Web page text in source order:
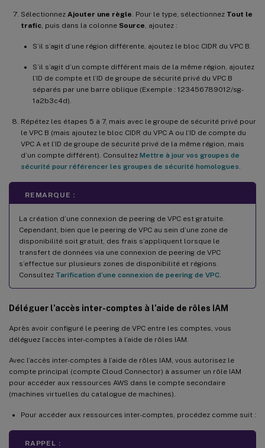
Sélectionnez Ajouter une règle . Pour le type, sélectionnez Tout le
trafic , puis dans la colonne Source , ajoutez :
S’il s’agit d’une région différente, ajoutez le bloc CIDR du VPC B.
S’il s’agit d’un compte différent mais de la même région, ajoutez
l’ID de compte et l’ID de groupe de sécurité privé du VPC B
séparés par une barre oblique (Exemple : 123456789012/sg-
1a2b3c4d).
Répétez les étapes 5 à 7, mais avec le groupe de sécurité privé pour
le VPC B (mais ajoutez le bloc CIDR du VPC A ou l’ID de compte du
VPC A et l’ID de groupe de sécurité privé de la même région, mais
d’un compte différent). Consultez Mettre à jour vos groupes de
sécurité pour référencer les groupes de sécurité homologues
REMARQUE :
La création d’une connexion de peering de VPC est gratuite.
Cependant, bien que le peering de VPC au sein d’une zone de
disponibilité soit gratuit, des frais s’appliquent lorsque le
transfert de données via une connexion de peering de VPC
s’effectue sur plusieurs zones de disponibilité et régions.
Consultez Tarification d’une connexion de peering de VPC
Déléguer l’accès inter-comptes à l’aide de rôles IAM
Après avoir configuré le peering de VPC entre les comptes, vous
déléguez l’accès inter-comptes à l’aide de rôles IAM.
Avec l’accès inter-comptes à l’aide de rôles IAM, vous autorisez le
compte principal (compte Cloud Connector) à assumer un rôle IAM
pour accéder aux ressources AWS dans le compte secondaire
(machines virtuelles du catalogue de machines).
Pour accéder aux ressources inter-comptes, procédez comme suit :
RAPPEL :